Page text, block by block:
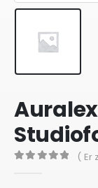
( Er